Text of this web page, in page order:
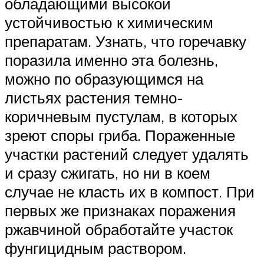
устойчивостью к химическим
препаратам. Узнать, что горечавку
поразила именно эта болезнь,
можно по образующимся на
листьях растения темно-
коричневым пустулам, в которых
зреют споры гриба. Пораженные
участки растений следует удалять
и сразу сжигать, но ни в коем
случае не класть их в компост. При
первых же признаках поражения
ржавчиной обработайте участок
фунгицидным раствором.